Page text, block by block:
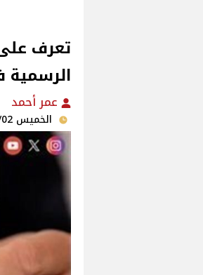
تعرف على
عمر أحمد
الخميس 02/يناير/2025 - 09:51 ص